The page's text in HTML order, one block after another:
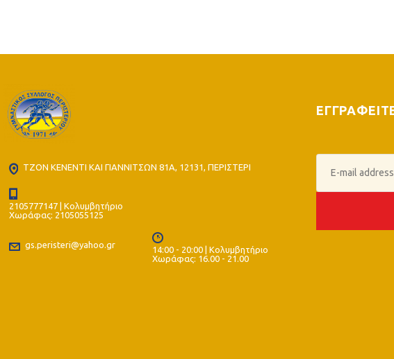
ΤΖΟΝ ΚΕΝΕΝΤΙ ΚΑΙ ΓΙΑΝΝΙΤΣΩΝ 81Α, 12131, ΠΕΡΙΣΤΕΡΙ
2105777147 | Κολυμβητήριο
Χωράφας: 2105055125
gs.peristeri@yahoo.gr
14:00 - 20:00 | Κολυμβητήριο
Χωράφας: 16.00 - 21.00